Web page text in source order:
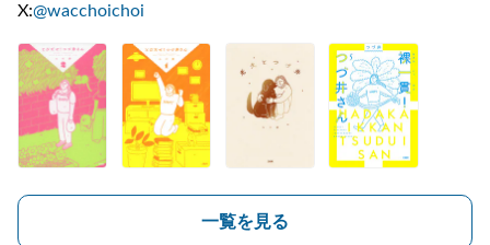
X:@wacchoichoi
一覧を見る